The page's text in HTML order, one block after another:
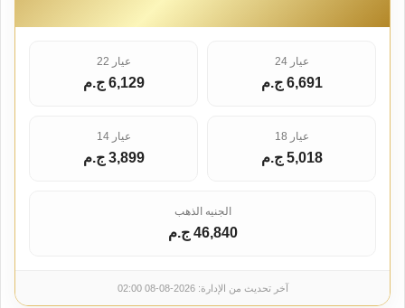
عيار 24
6,691 ج.م
عيار 22
6,129 ج.م
عيار 18
5,018 ج.م
عيار 14
3,899 ج.م
الجنيه الذهب
46,840 ج.م
آخر تحديث من الإدارة: 2026-08-08 02:00